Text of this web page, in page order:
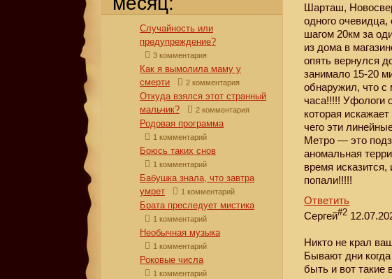
Шарташ,
одного
шагом 20км за
из дома в
опять вернулся
занимало 15-20
обнаружил, что
часа!!!!! Уфологи
которая
чего эти
Метро — это
аномальная
время
попали!!!!!
Ответить
Сергей#2
Никто не крал
Бывают дни
быть и вот
Случайность или
предупреждение?
3 комментария
Как я вымолила маму у
смерти
2 комментария
Откуда взялся этот странный
мальчик?
2 комментария
Родовая программа
1 комментарий
Боюсь таких снов
1 комментарий
Бабушка знала, что завтра
умрет
1 комментарий
Брата преследует мистика
1 комментарий
Необычная музыка
1 комментарий
Роковые числа
1 комментарий